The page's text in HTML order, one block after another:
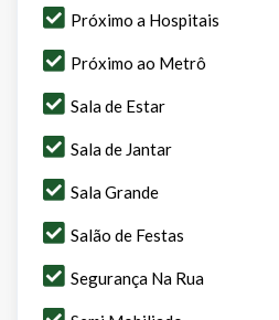
Próximo a Hospitais
Próximo ao Metrô
Sala de Estar
Sala de Jantar
Sala Grande
Salão de Festas
Segurança Na Rua